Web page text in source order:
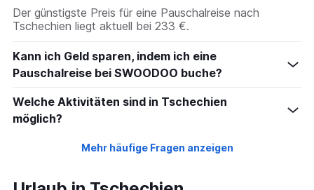
Der günstigste Preis für eine Pauschalreise nach
Tschechien liegt aktuell bei 233 €.
Kann ich Geld sparen, indem ich eine
Pauschalreise bei SWOODOO buche?
Welche Aktivitäten sind in Tschechien
möglich?
Mehr häufige Fragen anzeigen